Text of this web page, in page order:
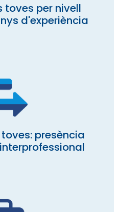
toves per nivell
d'experiència
presència